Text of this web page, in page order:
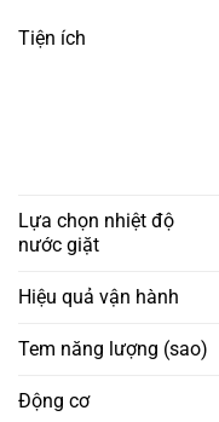
Tiện ích
Lựa chọn nhiệt độ
nước giặt
Hiệu quả vận hành
Tem năng lượng (sao)
Động cơ